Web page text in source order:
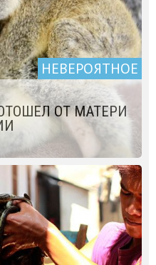
НЕВЕРОЯТНОЕ
ОТ МАТЕРИ